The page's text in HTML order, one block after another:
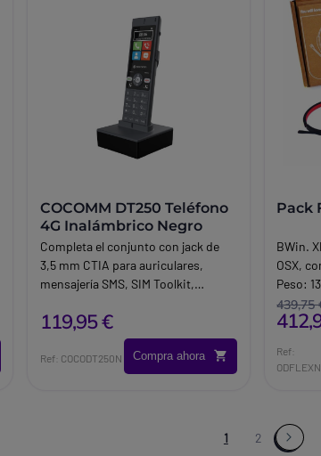
COCOMM DT250 Teléfono
4G Inalámbrico Negro
Completa el conjunto con jack de
3,5 mm CTIA para auriculares,
mensajería SMS, SIM Toolkit,
calculadora y actualización remota
por FOTA. Casos de uso y
compatibilidad.
119,95 €
Ref: COCODT250N Compra ahora
Pack
BWin.
OSX,
Peso:
USB C,
439,75
Ref:
1 2